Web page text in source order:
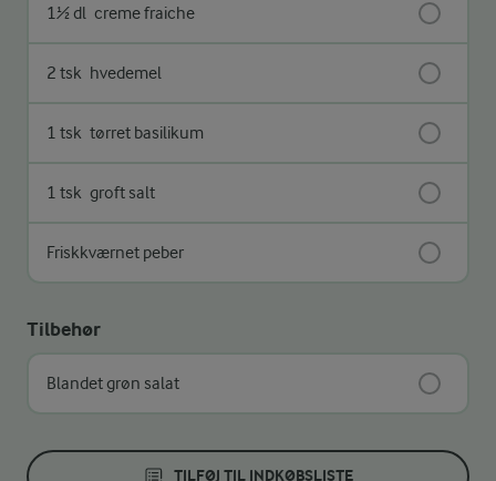
1½ dl creme fraiche
2 tsk hvedemel
1 tsk tørret basilikum
1 tsk groft salt
Friskkværnet peber
Tilbehør
Blandet grøn salat
TILFØJ TIL INDKØBSLISTE